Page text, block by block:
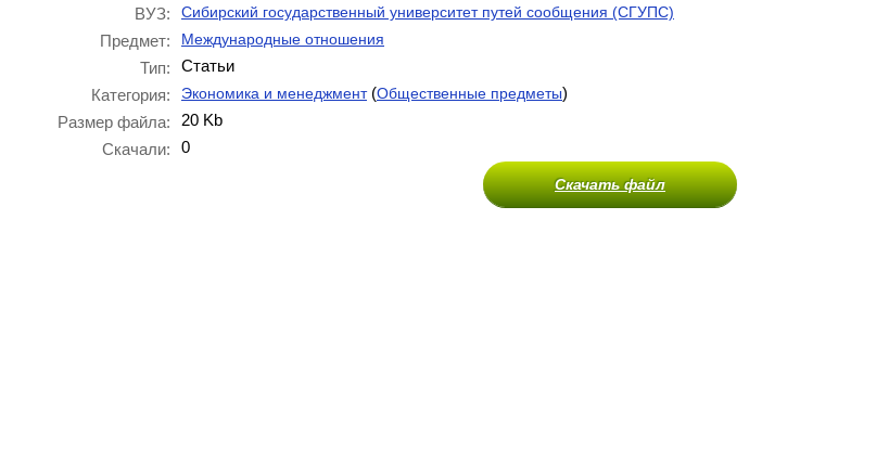
ВУЗ: Сибирский государственный университет путей сообщения (СГУПС)
Предмет: Международные отношения
Тип:
Статьи
Категория:
Экономика и менеджмент(Общественные предметы)
Размер файла:
20 Kb
Скачали:
0
Скачать файл